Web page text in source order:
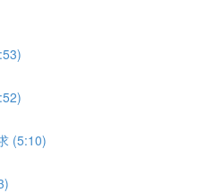
(5:10)